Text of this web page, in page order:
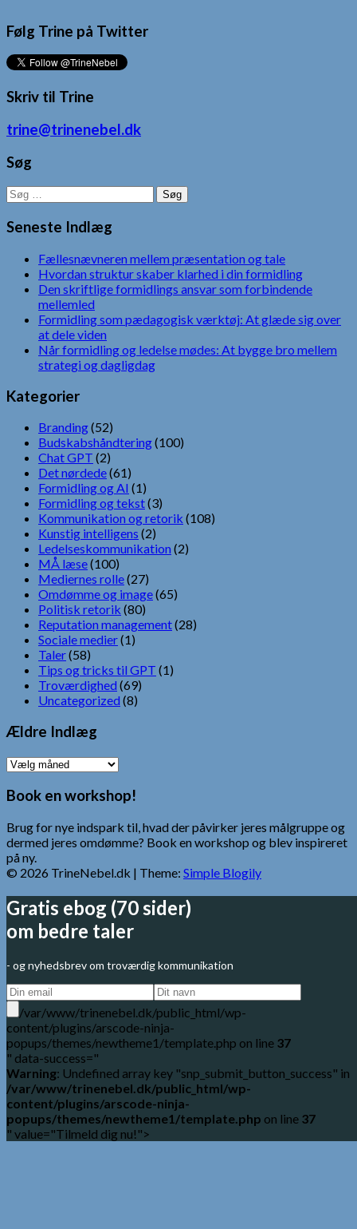
Følg Trine på Twitter
Skriv til Trine
trine@trinenebel.dk
Søg
Søg
efter:
Seneste Indlæg
Fællesnævneren mellem præsentation og tale
Hvordan struktur skaber klarhed i din formidling
Den skriftlige formidlings ansvar som forbindende
mellemled
Formidling som pædagogisk værktøj: At glæde sig over
at dele viden
Når formidling og ledelse mødes: At bygge bro mellem
strategi og dagligdag
Kategorier
Branding(52)
Budskabshåndtering(100)
Chat GPT (2)
Det nørdede(61)
Formidling og AI (1)
Formidling og tekst(3)
Kommunikation og retorik (108)
Kunstig intelligens (2)
Ledelseskommunikation (2)
MÅ læse(100)
Mediernes rolle(27)
Omdømme og image(65)
Politisk retorik (80)
Reputation management(28)
Sociale medier(1)
Taler(58)
Tips og tricks til GPT (1)
Troværdighed (69)
Uncategorized (8)
Ældre Indlæg
Ældre
Indlæg
Book en workshop!
Brug for nye indspark til, hvad der påvirker jeres målgruppe og
dermed jeres omdømme? Book en workshop og blev inspireret
på ny.
© 2026 TrineNebel.dk | Theme: Simple Blogily
Gratis ebog (70 sider)
om bedre taler
- og nyhedsbrev om troværdig kommunikation
/var/www/trinenebel.dk/public_html/wp-
content/plugins/arscode-ninja-
popups/themes/newtheme1/template.php on line 37
" data-success="
Warning: Undefined array key "snp_submit_button_success" in
/var/www/trinenebel.dk/public_html/wp-
content/plugins/arscode-ninja-
popups/themes/newtheme1/template.php on line 37
" value="Tilmeld dig nu!">